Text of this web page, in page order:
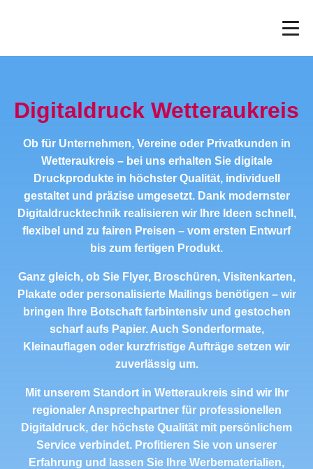
Digitaldruck Wetteraukreis
Ob für Unternehmen, Vereine oder Privatkunden in
Wetteraukreis – bei uns erhalten Sie digitale
Druckprodukte in höchster Qualität, individuell
gestaltet und präzise umgesetzt. Dank modernster
Digitaldrucktechnik realisieren wir Ihre Ideen schnell,
flexibel und zu fairen Preisen – vom ersten Entwurf
bis zum fertigen Produkt.
Ganz gleich, ob Sie Flyer, Broschüren, Visitenkarten,
Plakate oder personalisierte Mailings benötigen – wir
bringen Ihre Botschaft farbintensiv und gestochen
scharf aufs Papier. Auch Sonderformate,
Kleinauflagen oder kurzfristige Aufträge setzen wir
zuverlässig um.
Mit unserem Standort in Wetteraukreis sind wir Ihr
regionaler Ansprechpartner für professionellen
Digitaldruck, der höchste Qualität mit persönlichem
Service verbindet. Profitieren Sie von unserer
Erfahrung und lassen Sie Ihre Werbematerialien,